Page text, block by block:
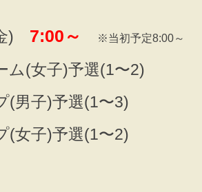
) 7:00～ ※当初予定8:00～
ム(女子)予選(1〜2)
(男子)予選(1〜3)
(女子)予選(1〜2)